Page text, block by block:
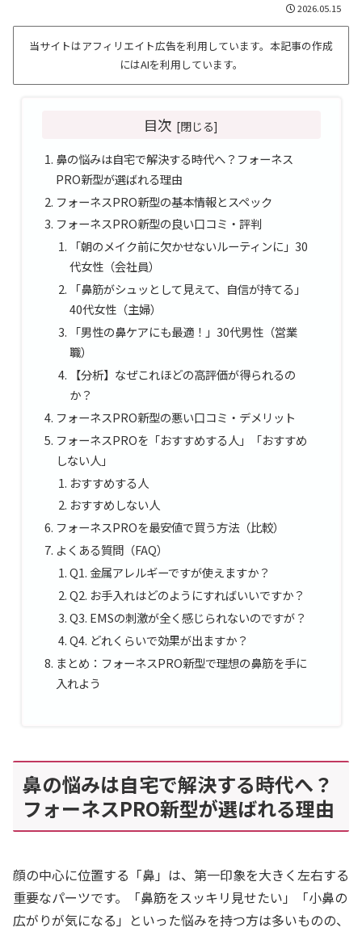
2026.05.15
当サイトはアフィリエイト広告を利用しています。本記事の作成
にはAIを利用しています。
目次
鼻の悩みは自宅で解決する時代へ？フォーネス
PRO新型が選ばれる理由
フォーネスPRO新型の基本情報とスペック
フォーネスPRO新型の良い口コミ・評判
「朝のメイク前に欠かせないルーティンに」30
代女性（会社員）
「鼻筋がシュッとして見えて、自信が持てる」
40代女性（主婦）
「男性の鼻ケアにも最適！」30代男性（営業
職）
【分析】なぜこれほどの高評価が得られるの
か？
フォーネスPRO新型の悪い口コミ・デメリット
フォーネスPROを「おすすめする人」「おすすめ
しない人」
おすすめする人
おすすめしない人
フォーネスPROを最安値で買う方法（比較）
よくある質問（FAQ）
Q1. 金属アレルギーですが使えますか？
Q2. お手入れはどのようにすればいいですか？
Q3. EMSの刺激が全く感じられないのですが？
Q4. どれくらいで効果が出ますか？
まとめ：フォーネスPRO新型で理想の鼻筋を手に
入れよう
鼻の悩みは自宅で解決する時代へ？
フォーネスPRO新型が選ばれる理由
顔の中心に位置する「鼻」は、第一印象を大きく左右する
重要なパーツです。「鼻筋をスッキリ見せたい」「小鼻の
広がりが気になる」といった悩みを持つ方は多いものの、